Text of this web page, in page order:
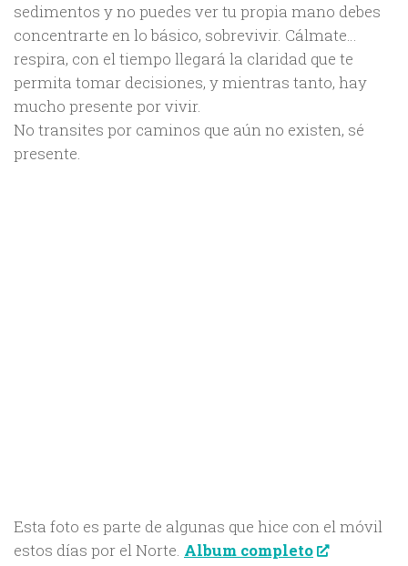
sedimentos y no puedes ver tu propia mano debes
concentrarte en lo básico, sobrevivir. Cálmate…
respira, con el tiempo llegará la claridad que te
permita tomar decisiones, y mientras tanto, hay
mucho presente por vivir.
No transites por caminos que aún no existen, sé
presente.
Esta foto es parte de algunas que hice con el móvil
estos días por el Norte. Album completo